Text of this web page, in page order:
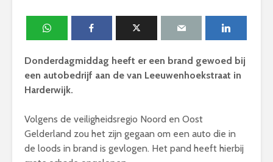
Donderdagmiddag heeft er een brand gewoed bij
een autobedrijf aan de van Leeuwenhoekstraat in
Harderwijk.
Volgens de veiligheidsregio Noord en Oost
Gelderland zou het zijn gegaan om een auto die in
de loods in brand is gevlogen. Het pand heeft hierbij